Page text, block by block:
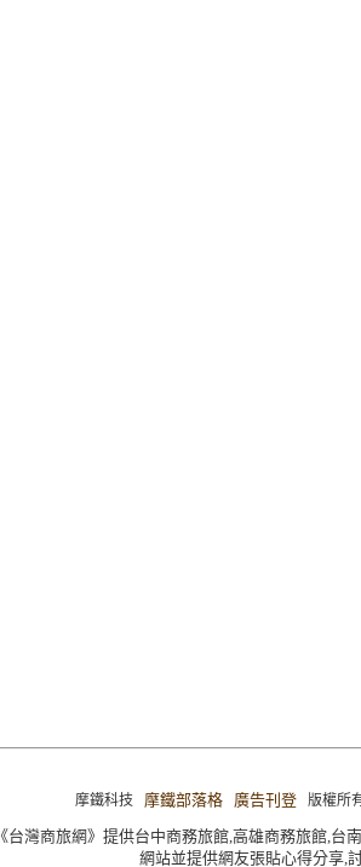
摩鐵科技 摩鐵部落格 廣告刊登 版權所
《台灣商旅網》提供台中商務旅館,高雄商務旅館,
網站並提供網友張貼心得分享,